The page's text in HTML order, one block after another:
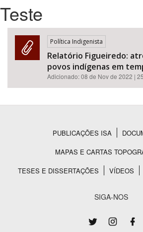
Tema
Teste
Política Indigenista
Relatório Figueiredo:
povos indígenas em
Adicionado:08 de Nov de 2022 |
Rodapé
PUBLICAÇÕES ISA
MAPAS E CARTAS
TESES E DISSERTAÇÕES
VÍDEOS
SIGA-NOS